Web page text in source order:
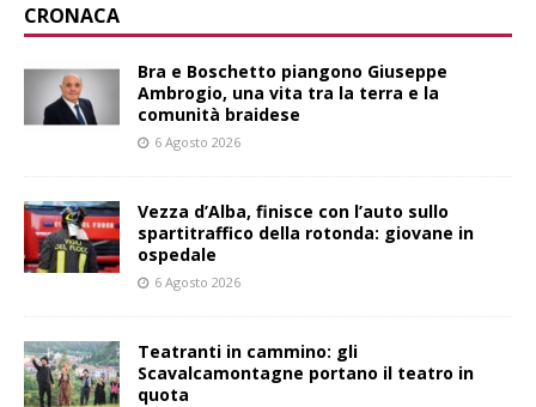
CRONACA
Bra e Boschetto piangono Giuseppe
Ambrogio, una vita tra la terra e la
comunità braidese
6 Agosto 2026
Vezza d’Alba, finisce con l’auto sullo
spartitraffico della rotonda: giovane in
ospedale
6 Agosto 2026
Teatranti in cammino: gli
Scavalcamontagne portano il teatro in
quota